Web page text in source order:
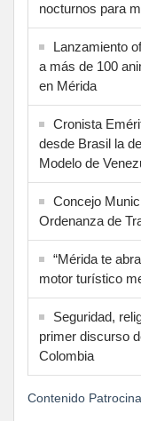
nocturnos para
Lanzamiento
a más de 100
en Mérida
Cronista
desde Brasil la
Modelo de
Concejo
Ordenanza de
“Mérida te
motor turístico
Seguridad,
primer discurso
Colombia
Contenido